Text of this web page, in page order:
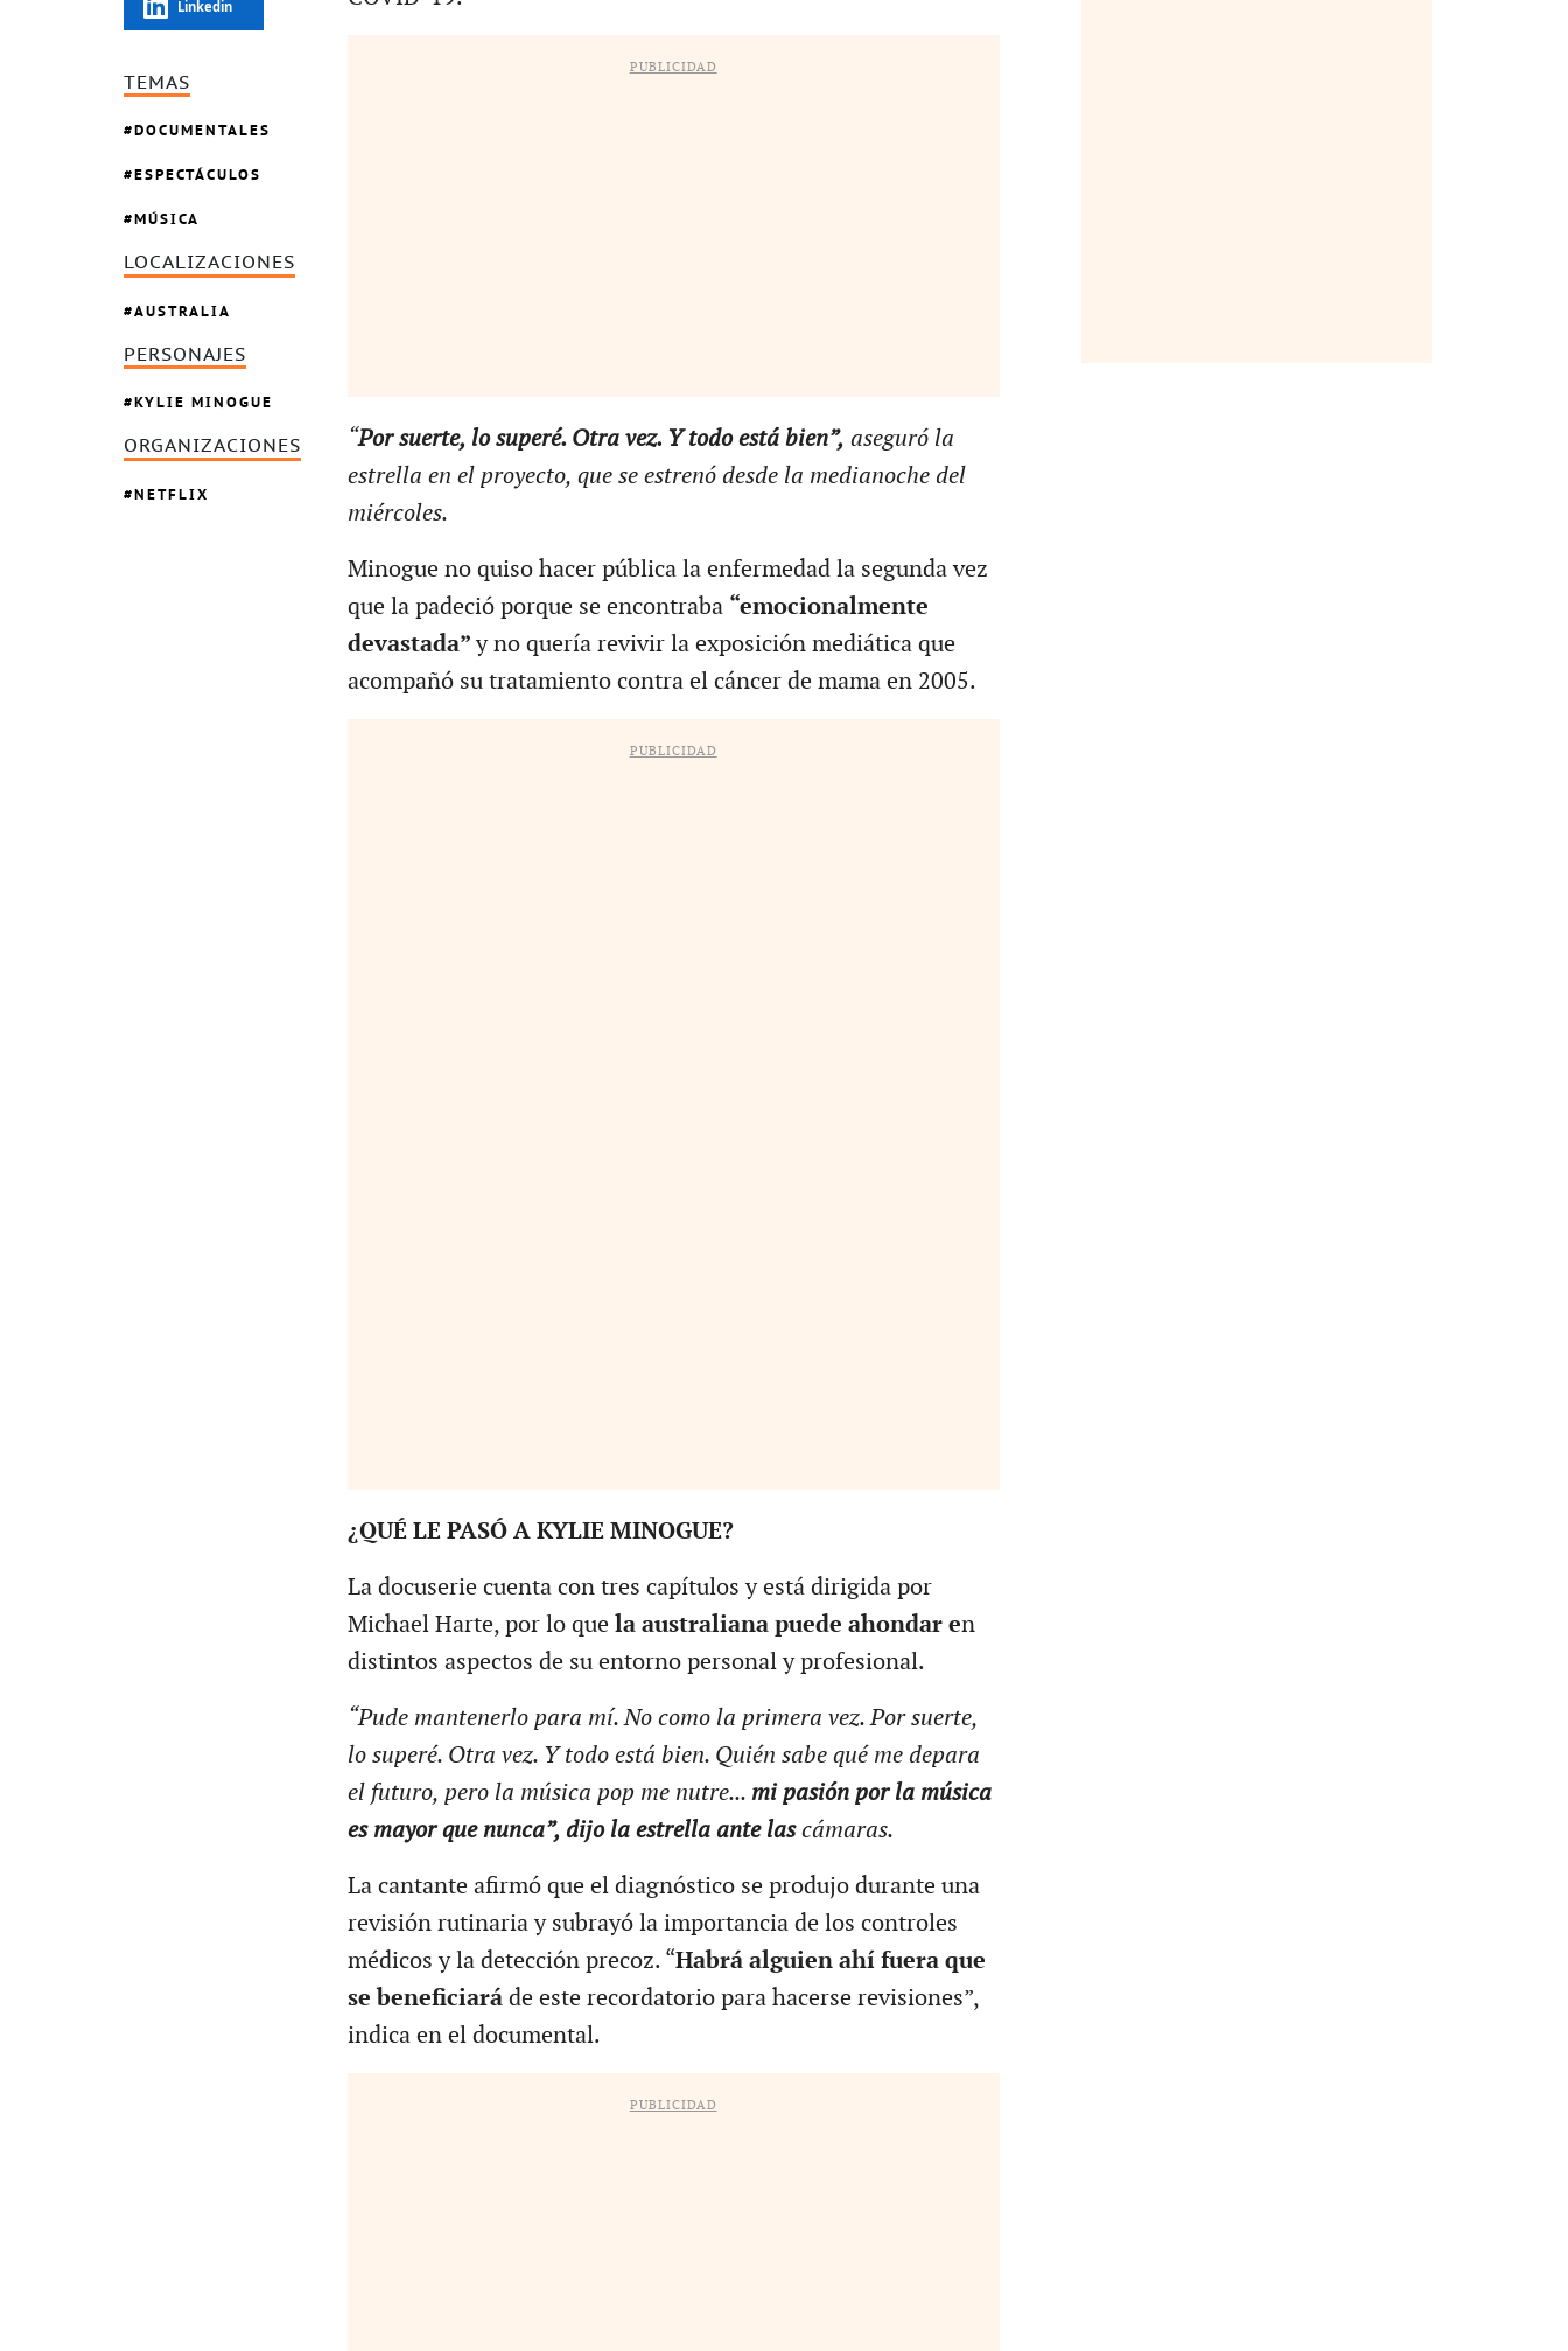
Linkedin
TEMAS
DOCUMENTALES
ESPECTÁCULOS
MÚSICA
LOCALIZACIONES
AUSTRALIA
PERSONAJES
KYLIE MINOGUE
ORGANIZACIONES
NETFLIX
PUBLICIDAD
“Por suerte, lo superé. Otra vez. Y todo está bien”, aseguró la
estrella en el proyecto, que se estrenó desde la medianoche del
miércoles.
Minogue no quiso hacer pública la enfermedad la segunda vez
que la padeció porque se encontraba “emocionalmente
devastada”y no quería revivir la exposición mediática que
acompañó su tratamiento contra el cáncer de mama en 2005.
PUBLICIDAD
¿QUÉ LE PASÓ A KYLIE MINOGUE?
La docuserie cuenta con tres capítulos y está dirigida por
Michael Harte, por lo quela australiana puede ahondar en
distintos aspectos de su entorno personal y profesional.
“Pude mantenerlo para mí. No como la primera vez. Por suerte,
lo superé. Otra vez. Y todo está bien. Quién sabe qué me depara
el futuro, pero la música pop me nutre... mi pasión por la música
es mayor que nunca”, dijo la estrella ante lascámaras.
La cantante afirmó que el diagnóstico se produjo durante una
revisión rutinaria y subrayó la importancia de los controles
médicos y la detección precoz. “Habrá alguien ahí fuera que
se beneficiaráde este recordatorio para hacerse revisiones”,
indica en el documental.
PUBLICIDAD